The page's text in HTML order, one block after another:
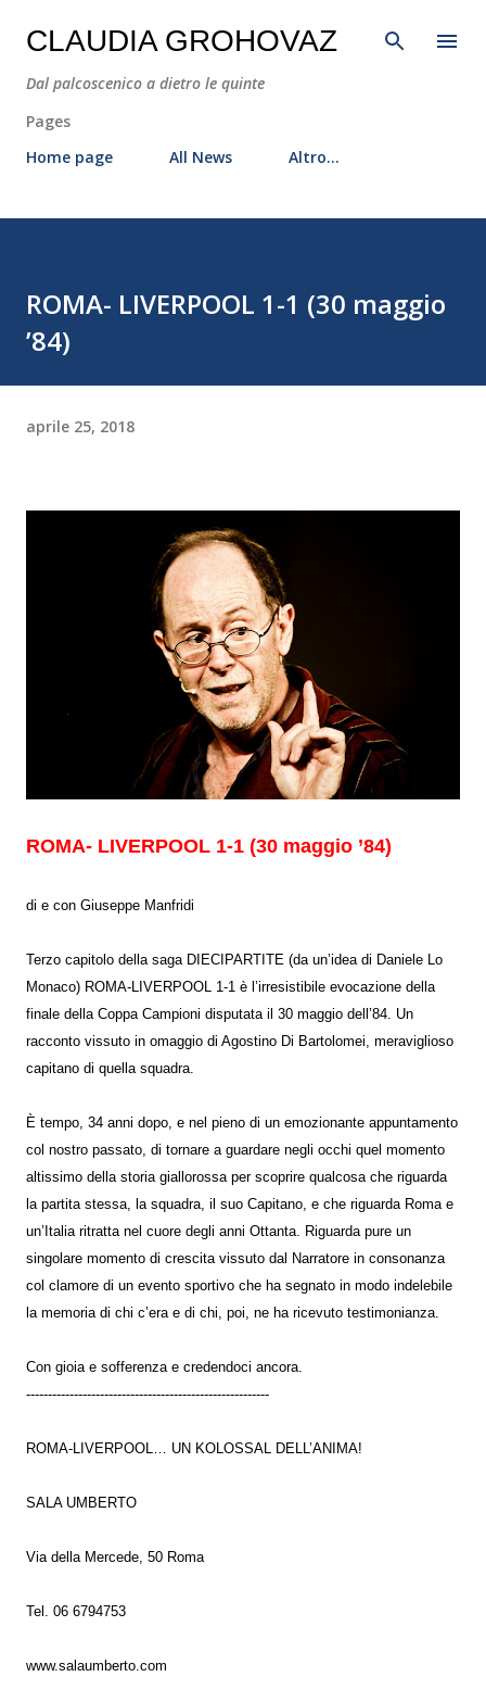
Passa ai contenuti principali
CLAUDIA GROHOVAZ
Dal palcoscenico a dietro le quinte
Pages
Home page
All News Altro…
ROMA- LIVERPOOL 1-1 (30 maggio
’84)
aprile 25, 2018
ROMA- LIVERPOOL 1-1 (30 maggio ’84)
di e con Giuseppe Manfridi
Terzo capitolo della saga DIECIPARTITE (da un’idea di Daniele Lo
Monaco) ROMA-LIVERPOOL 1-1 è l’irresistibile evocazione della
finale della Coppa Campioni disputata il 30 maggio dell’84. Un
racconto vissuto in omaggio di Agostino Di Bartolomei, meraviglioso
capitano di quella squadra.
È tempo, 34 anni dopo, e nel pieno di un emozionante appuntamento
col nostro passato, di tornare a guardare negli occhi quel momento
altissimo della storia giallorossa per scoprire qualcosa che riguarda
la partita stessa, la squadra, il suo Capitano, e che riguarda Roma e
un’Italia ritratta nel cuore degli anni Ottanta. Riguarda pure un
singolare momento di crescita vissuto dal Narratore in consonanza
col clamore di un evento sportivo che ha segnato in modo indelebile
la memoria di chi c’era e di chi, poi, ne ha ricevuto testimonianza.
Con gioia e sofferenza e credendoci ancora.
--------------------------------------------------------
ROMA-LIVERPOOL… UN KOLOSSAL DELL’ANIMA!
SALA UMBERTO
Via della Mercede, 50 Roma
Tel. 06 6794753
www.salaumberto.com